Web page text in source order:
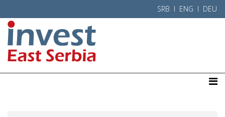
SRB l ENG l DEU